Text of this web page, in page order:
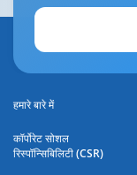
हमारे बारे में
कॉर्पोरेट सोशल
रिस्पॉन्सिबिलिटी (CSR)